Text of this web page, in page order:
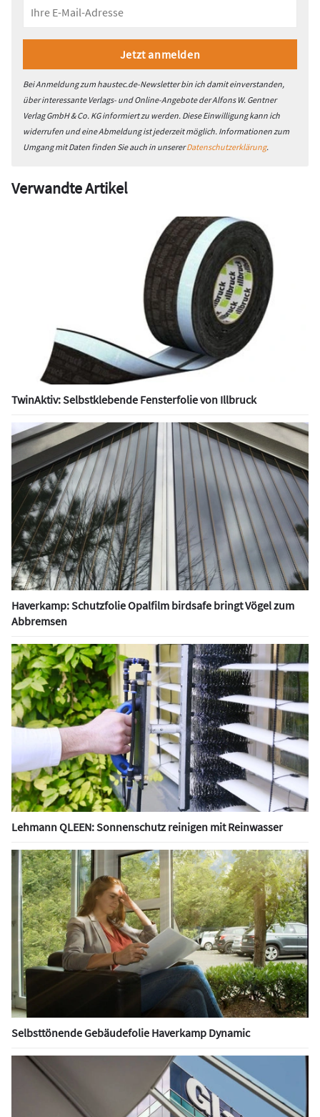
Bei Anmeldung zum haustec.de-Newsletter bin ich damit einverstanden,
über interessante Verlags- und Online-Angebote der Alfons W. Gentner
Verlag GmbH & Co. KG informiert zu werden. Diese Einwilligung kann ich
widerrufen und eine Abmeldung ist jederzeit möglich. Informationen zum
Umgang mit Daten finden Sie auch in unsererDatenschutzerklärung.
Verwandte Artikel
TwinAktiv: Selbstklebende Fensterfolie von Illbruck
Haverkamp: Schutzfolie Opalfilm birdsafe bringt Vögel zum
Abbremsen
Lehmann QLEEN: Sonnenschutz reinigen mit Reinwasser
Selbsttönende Gebäudefolie Haverkamp Dynamic